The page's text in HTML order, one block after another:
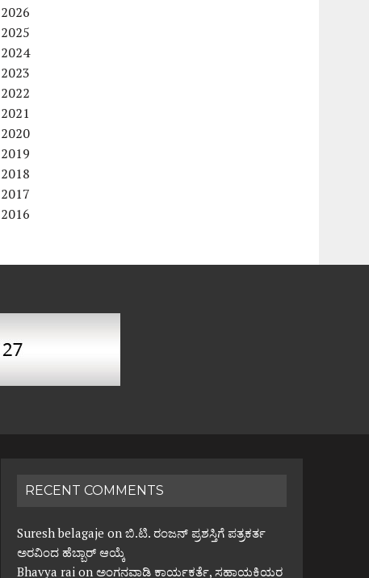
2026
2025
2024
2023
2022
2021
2020
2019
2018
2017
2016
RECENT COMMENTS
Suresh belagaje onಬಿ.ಟಿ. ರಂಜನ್ ಪ್ರಶಸ್ತಿಗೆ ಪತ್ರಕರ್ತ
ಅರವಿಂದ ಹೆಬ್ಬಾರ್ ಆಯ್ಕೆ
Bhavya rai onಅಂಗನವಾಡಿ ಕಾರ್ಯಕರ್ತೆ, ಸಹಾಯಕಿಯರ